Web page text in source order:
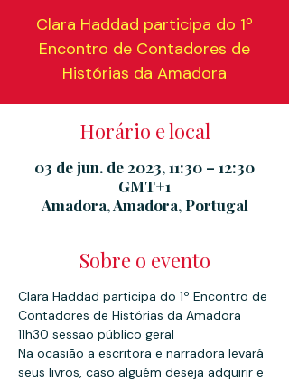
Clara Haddad participa do 1º
Encontro de Contadores de
Histórias da Amadora
Horário e local
03 de jun. de 2023, 11:30 – 12:30
GMT+1
Amadora, Amadora, Portugal
Sobre o evento
Clara Haddad participa do 1º Encontro de
Contadores de Histórias da Amadora
11h30 sessão público geral
Na ocasião a escritora e narradora levará
seus livros, caso alguém deseja adquirir e